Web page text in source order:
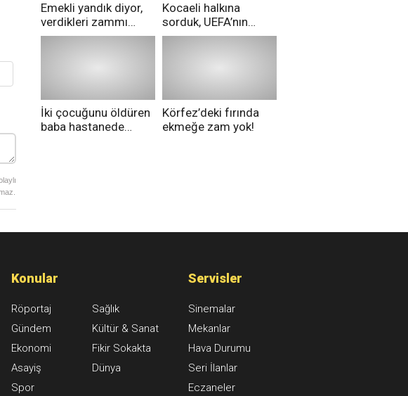
Emekli yandık diyor,
verdikleri zammı
pazarda geri aldılar!
Kocaeli halkına
sorduk, UEFA’nın
Merih Demiral kararı
İki çocuğunu öldüren
baba hastanede
Körfez’deki fırında
ekmeğe zam yok!
Konular
Röportaj
Gündem
Ekonomi
Asayiş
Spor
Sağlık
Kültür & Sanat
Fikir Sokakta
Dünya
Servisler
Sinemalar
Mekanlar
Hava Durumu
Seri İlanlar
Eczaneler